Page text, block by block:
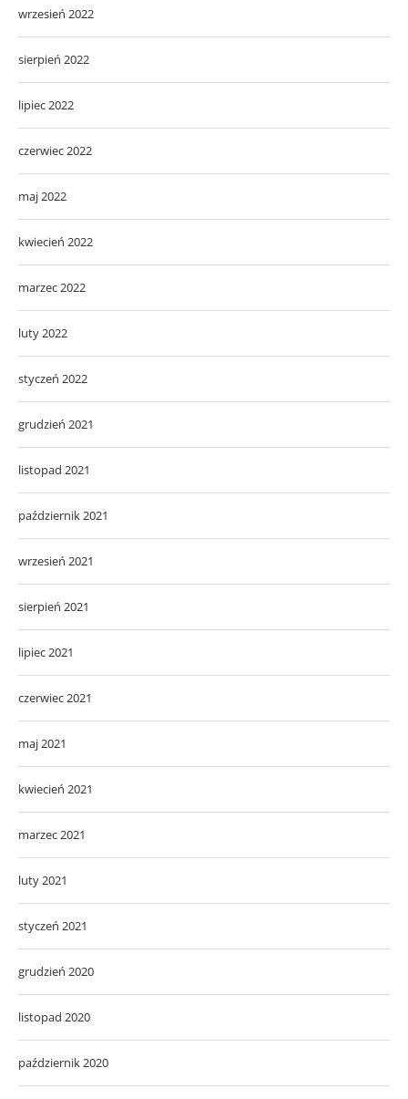
wrzesień 2022
sierpień 2022
lipiec 2022
czerwiec 2022
maj 2022
kwiecień 2022
marzec 2022
luty 2022
styczeń 2022
grudzień 2021
listopad 2021
październik 2021
wrzesień 2021
sierpień 2021
lipiec 2021
czerwiec 2021
maj 2021
kwiecień 2021
marzec 2021
luty 2021
styczeń 2021
grudzień 2020
listopad 2020
październik 2020